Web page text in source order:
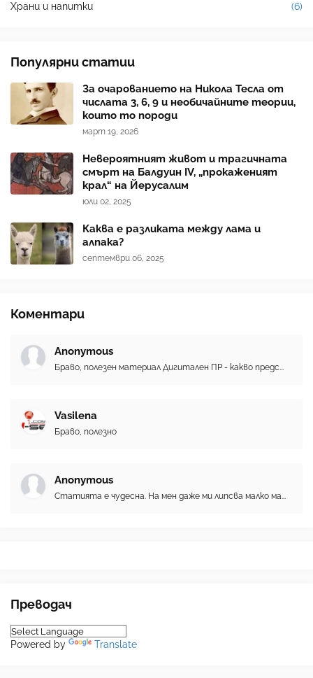
Храни и напитки (6)
Популярни статии
За очарованието на Никола Тесла от
числата 3, 6, 9 и необичайните теории,
които то породи
март 19, 2026
Невероятният живот и трагичната
смърт на Балдуин IV, „прокаженият
крал“ на Йерусалим
юли 02, 2025
Каква е разликата между лама и
алпака?
септември 06, 2025
Коментари
Anonymous
Браво, полезен материал Дигитален ПР - какво предс...
Vasilena
Браво, полезно
Anonymous
Статията е чудесна. На мен даже ми липсва малко ма...
Преводач
Powered by Translate